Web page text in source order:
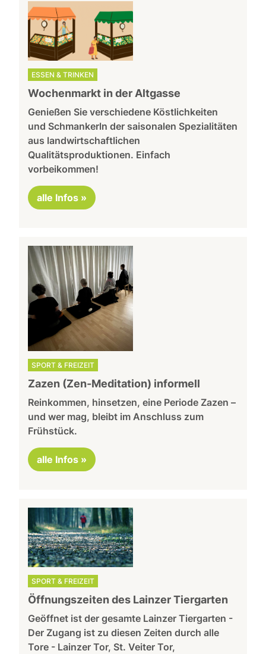
ESSEN & TRINKEN
Wochenmarkt in der Altgasse
Genießen Sie verschiedene Köstlichkeiten
und Schmankerln der saisonalen Spezialitäten
aus landwirtschaftlichen
Qualitätsproduktionen. Einfach
vorbeikommen!
alle Infos »
SPORT & FREIZEIT
Zazen (Zen-Meditation) informell
Reinkommen, hinsetzen, eine Periode Zazen –
und wer mag, bleibt im Anschluss zum
Frühstück.
alle Infos »
SPORT & FREIZEIT
Öffnungszeiten des Lainzer Tiergarten
Geöffnet ist der gesamte Lainzer Tiergarten -
Der Zugang ist zu diesen Zeiten durch alle
Tore - Lainzer Tor, St. Veiter Tor,